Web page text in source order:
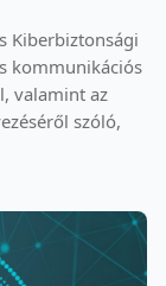
Kiberbiztonsági
kommunikációs
valamint az
szóló,